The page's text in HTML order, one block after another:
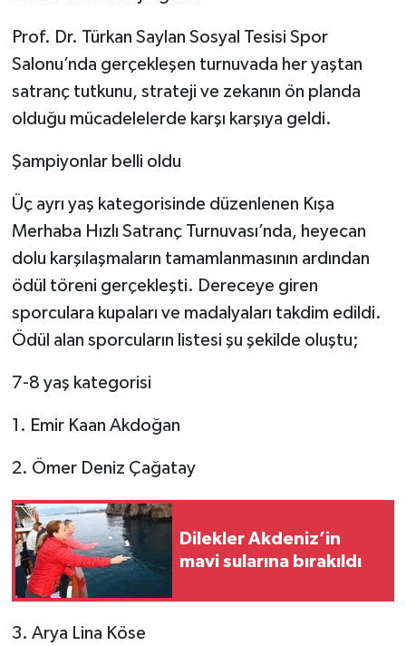
Prof. Dr. Türkan Saylan Sosyal Tesisi Spor
Salonu’nda gerçekleşen turnuvada her yaştan
satranç tutkunu, strateji ve zekanın ön planda
olduğu mücadelelerde karşı karşıya geldi.
Şampiyonlar belli oldu
Üç ayrı yaş kategorisinde düzenlenen Kışa
Merhaba Hızlı Satranç Turnuvası’nda, heyecan
dolu karşılaşmaların tamamlanmasının ardından
ödül töreni gerçekleşti. Dereceye giren
sporculara kupaları ve madalyaları takdim edildi.
Ödül alan sporcuların listesi şu şekilde oluştu;
7-8 yaş kategorisi
1. Emir Kaan Akdoğan
2. Ömer Deniz Çağatay
Dilekler Akdeniz’in
mavi sularına bırakıldı
3. Arya Lina Köse